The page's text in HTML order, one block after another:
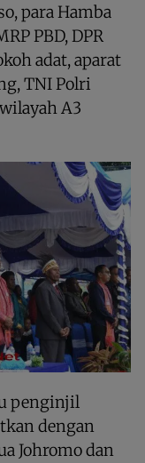
para Hamba
PBD, DPR
adat, aparat
TNI Polri
A3
penginjil
dengan
Johromo dan